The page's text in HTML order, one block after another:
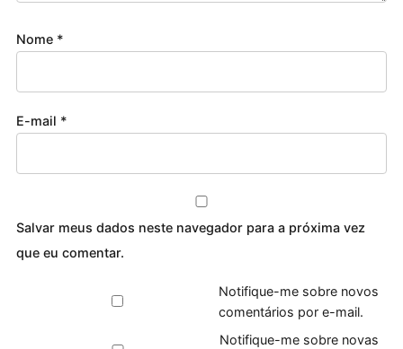
Nome *
E-mail *
Salvar meus dados neste navegador para a próxima vez
que eu comentar.
Notifique-me sobre novos
comentários por e-mail.
Notifique-me sobre novas